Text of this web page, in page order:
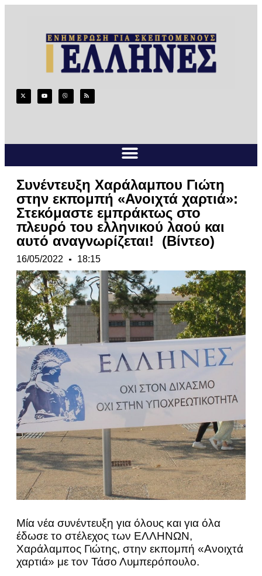
Συνέντευξη Χαράλαμπου Γιώτη
στην εκπομπή «Ανοιχτά χαρτιά»:
Στεκόμαστε εμπράκτως στο
πλευρό του ελληνικού λαού και
αυτό αναγνωρίζεται! (Βίντεο)
16/05/2022 18:15
Μία νέα συνέντευξη για όλους και για όλα
έδωσε το στέλεχος των ΕΛΛΗΝΩΝ,
Χαράλαμπος Γιώτης, στην εκπομπή «Ανοιχτά
χαρτιά» με τον Τάσο Λυμπερόπουλο.